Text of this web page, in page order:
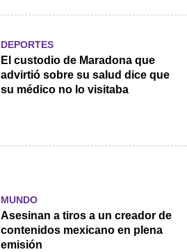
DEPORTES
El custodio de Maradona que
advirtió sobre su salud dice que
su médico no lo visitaba
MUNDO
Asesinan a tiros a un creador de
contenidos mexicano en plena
emisión